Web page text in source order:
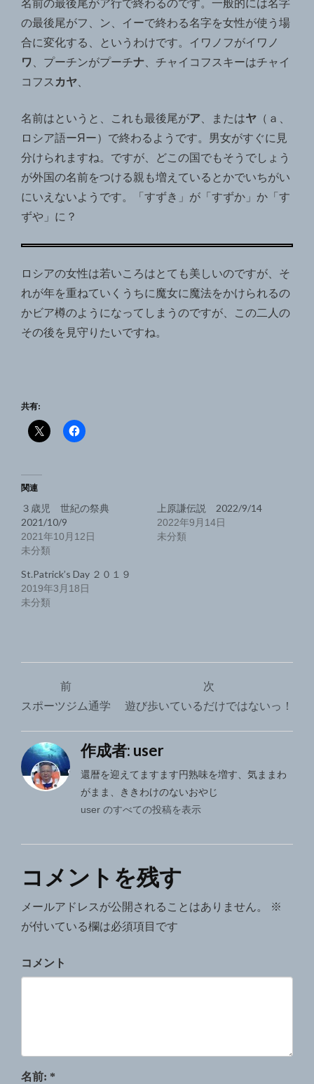
名前の最後尾がア行で終わるのです。一般的には名字
の最後尾がフ、ン、イーで終わる名字を女性が使う場
合に変化する、というわけです。イワノフがイワノ
ワ 、プーチンがプーチナ 、チャイコフスキーはチャイ
コフス カヤ
名前はというと、これも最後尾がア 、またはヤ （ａ、
ロシア語ーЯー）で終わるようです。男女がすぐに見
分けられますね。ですが、どこの国でもそうでしょう
が外国の名前をつける親も増えているとかでいちがい
にいえないようです。「すずき」が「すずか」か「す
ずや」に？
ロシアの女性は若いころはとても美しいのですが、そ
れが年を重ねていくうちに魔女に魔法をかけられるの
かビア樽のようになってしまうのですが、この二人の
その後を見守りたいですね。
共有:
関連
３歳児 世紀の祭典
2021/10/9
2021年10月12日
未分類
上原謙伝説 2022/9/14
2022年9月14日
未分類
St.Patrick’s Day ２０１９
2019年3月18日
未分類
稿
ナ
ビ
ゲ
ン
前
スポーツジム通学
次
遊び歩いているだけではないっ！
作成者: user
還暦を迎えてますます円熟味を増す、気ままわ
がまま、ききわけのないおやじ
user のすべての投稿を表示
コメントを残す
メールアドレスが公開されることはありません。
※
が付いている欄は必須項目です
コメント
名前: *